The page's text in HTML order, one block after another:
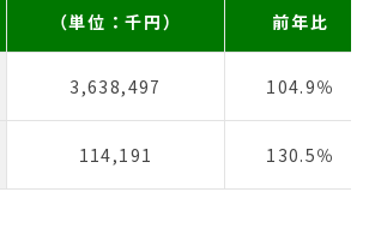
（単位：千円） 前年比
3,638,497 104.9％
114,191 130.5％